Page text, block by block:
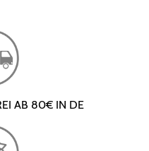
AB 80€ IN DE